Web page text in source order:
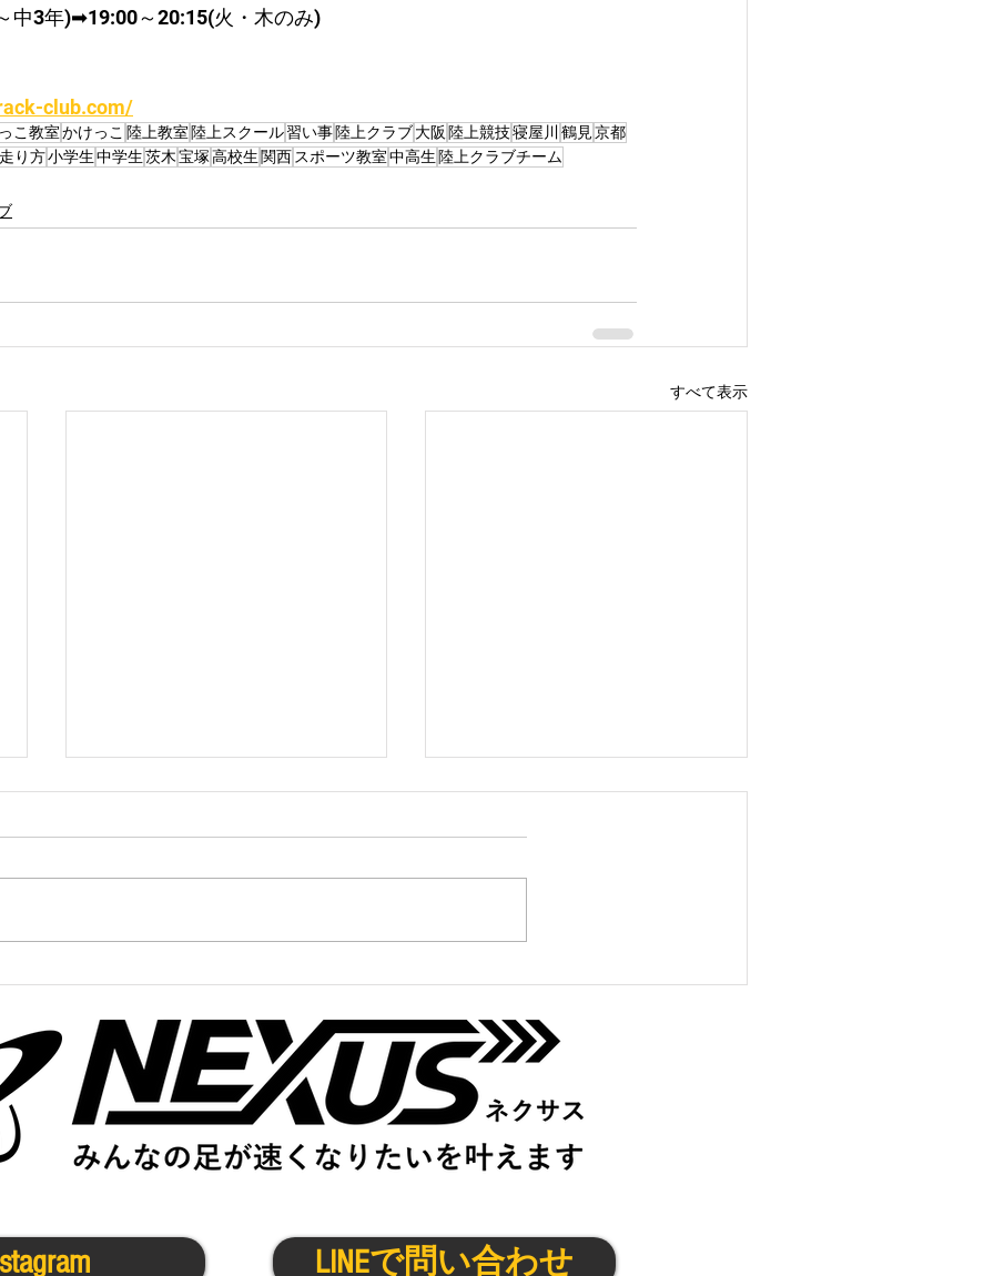
中3年)➡19:00～20:15(火・木のみ)
club.com/
こ教室かけっこ 陸上教室 陸上スクール習い事陸上クラブ大阪 陸上競技寝屋川 鶴見京都
走り方小学生中学生茨木宝塚高校生 関西 スポーツ教室中高生 陸上クラブチーム
すべて表示
かけっこクラブ@寝屋川
中高生陸上クラブ@寝屋川
LINEで問い合わせ